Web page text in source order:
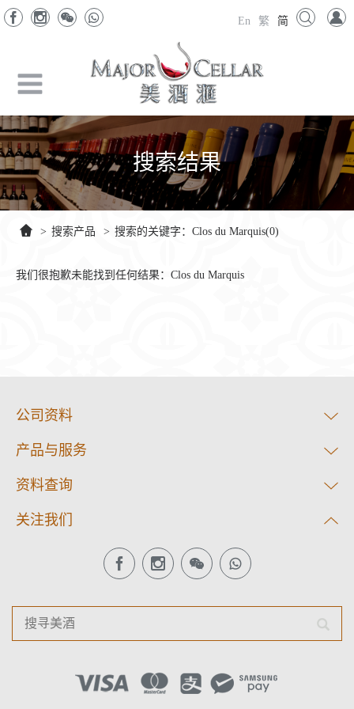
En 繁 简
搜索结果
> 搜索产品 > 搜索的关键字：Clos du Marquis(0)
我们很抱歉未能找到任何结果：Clos du Marquis
公司资料
产品与服务
资料查询
关注我们